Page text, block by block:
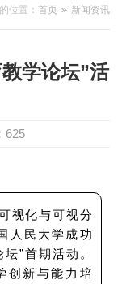
位置： 首页 新闻资讯
学论坛”活
625
视化与可视分
人民大学成功
”首期活动。
创新与能力培